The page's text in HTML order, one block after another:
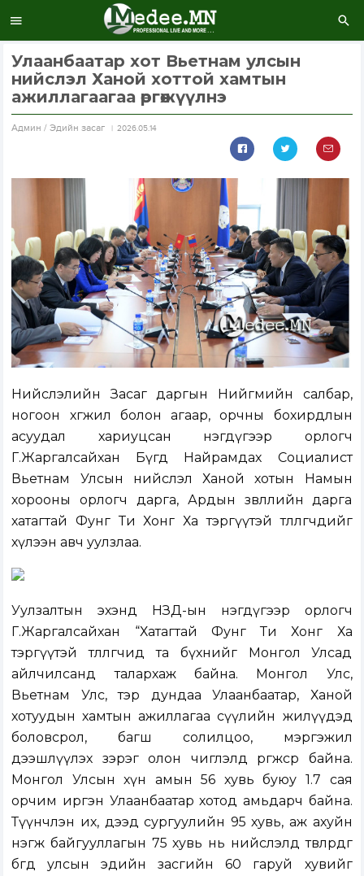
Улаанбаатар хот Вьетнам улсын
нийслэл Ханой хоттой хамтын
ажиллагаагаа өргөжүүлнэ
Aдмин / Эдийн засаг 2026.05.14
Нийслэлийн Засаг даргын Нийгмийн салбар,
ногоон хөгжил болон агаар, орчны бохирдлын
асуудал хариуцсан нэгдүгээр орлогч
Г.Жаргалсайхан Бүгд Найрамдах Социалист
Вьетнам Улсын нийслэл Ханой хотын Намын
хорооны орлогч дарга, Ардын зөвлөлийн дарга
хатагтай Фунг Ти Хонг Ха тэргүүтэй төлөөлөгчдийг
хүлээн авч уулзлаа.
Уулзалтын эхэнд НЗД-ын нэгдүгээр орлогч
Г.Жаргалсайхан “Хатагтай Фунг Ти Хонг Ха
тэргүүтэй төлөөлөгчид та бүхнийг Монгол Улсад
айлчилсанд талархаж байна. Монгол Улс,
Вьетнам Улс, тэр дундаа Улаанбаатар, Ханой
хотуудын хамтын ажиллагаа сүүлийн жилүүдэд
боловсрол, багш солилцоо, мэргэжил
дээшлүүлэх зэрэг олон чиглэлд өргөжсөөр байна.
Монгол Улсын хүн амын 56 хувь буюу 1.7 сая
орчим иргэн Улаанбаатар хотод амьдарч байна.
Түүнчлэн их, дээд сургуулийн 95 хувь, аж ахуйн
нэгж байгууллагын 75 хувь нь нийслэлд төвлөрдөг
бөгөөд улсын эдийн засгийн 60 гаруй хувийг